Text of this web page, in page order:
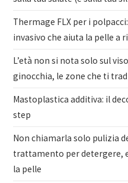
Thermage FLX per i
invasivo che aiuta la pelle a
L’età non si nota solo sul
ginocchia, le zone che ti
Mastoplastica additiva: il
step
Non chiamarla solo pulizia
trattamento per detergere,
la pelle